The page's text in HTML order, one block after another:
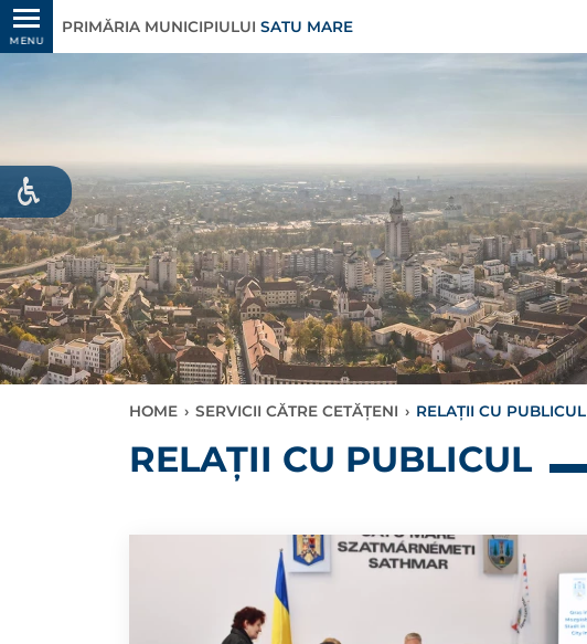
MENU
PRIMĂRIA MUNICIPIULUI SATU MARE
HOME › SERVICII CĂTRE CETĂȚENI › RELAȚII CU PUBLICUL
RELAȚII CU PUBLICUL